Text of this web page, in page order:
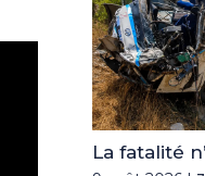
La fatalité